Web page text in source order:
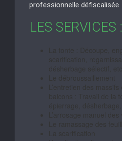
professionnelle défiscalisée
LES SERVICES :